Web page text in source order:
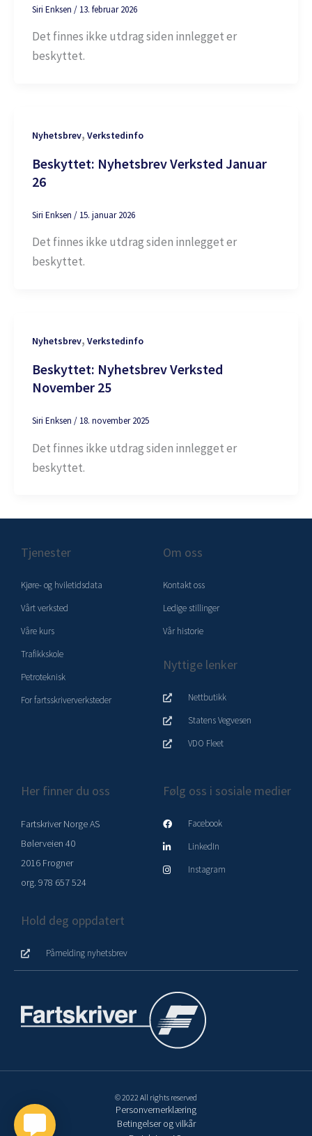
Siri Enksen / 13. februar 2026
Det finnes ikke utdrag siden innlegget er
beskyttet.
Nyhetsbrev, Verkstedinfo
Beskyttet: Nyhetsbrev Verksted Januar
26
Siri Enksen / 15. januar 2026
Det finnes ikke utdrag siden innlegget er
beskyttet.
Nyhetsbrev, Verkstedinfo
Beskyttet: Nyhetsbrev Verksted
November 25
Siri Enksen / 18. november 2025
Det finnes ikke utdrag siden innlegget er
beskyttet.
Tjenester
Kjøre- og hviletidsdata
Vårt verksted
Våre kurs
Trafikkskole
Petroteknisk
For fartsskriververksteder
Om oss
Kontakt oss
Ledige stillinger
Vår historie
Nyttige lenker
Nettbutikk
Statens Vegvesen
VDO Fleet
Her finner du oss
Fartskriver Norge AS
Bølerveien 40
2016 Frogner
org. 978 657 524
Hold deg oppdatert
Påmelding nyhetsbrev
Følg oss i sosiale medier
Facebook
LinkedIn
Instagram
© 2022 All rights reserved
Personvernerklæring
Betingelser og vilkår